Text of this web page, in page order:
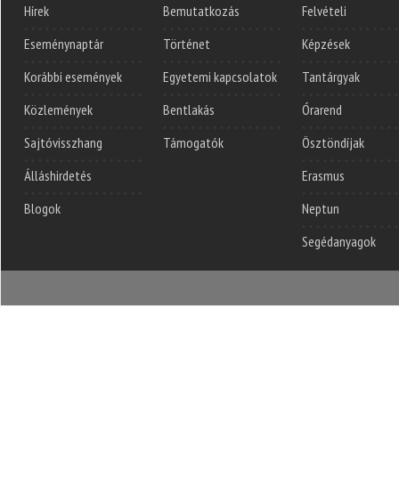
Hírek
Eseménynaptár
Korábbi események
Közlemények
Sajtóvisszhang
Álláshirdetés
Blogok
Bemutatkozás
Történet
Egyetemi kapcsolatok
Bentlakás
Támogatók
Felvételi
Képzések
Tantárgyak
Órarend
Ösztöndíjak
Erasmus
Neptun
Segédanyagok